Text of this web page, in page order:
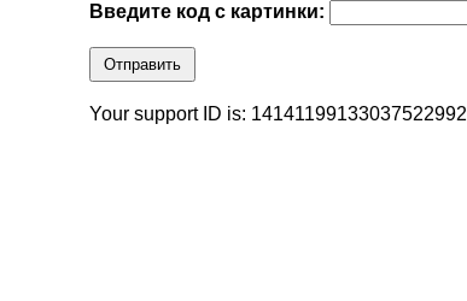
Введите код с картинки:
Отправить
Your support ID is: 14141199133037522992